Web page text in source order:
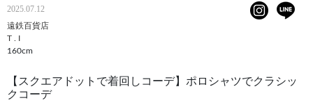
2025.07.12
遠鉄百貨店
T . I
160cm
【スクエアドットで着回しコーデ】ポロシャツでクラシッ
クコーデ